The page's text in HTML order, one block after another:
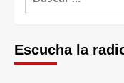
Escucha la